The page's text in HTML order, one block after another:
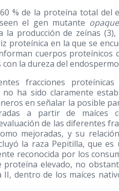
% de la proteína total del
el gen mutante
la producción de zeínas
proteínica en la que se
cuerpos proteínicos
la dureza del
fracciones
ha sido claramente
en señalar la posible
a partir de maíces
de las diferentes
mejoradas, y su
la raza Pepitilla, que
reconocida por los
proteína elevado, no
dentro de los maíces